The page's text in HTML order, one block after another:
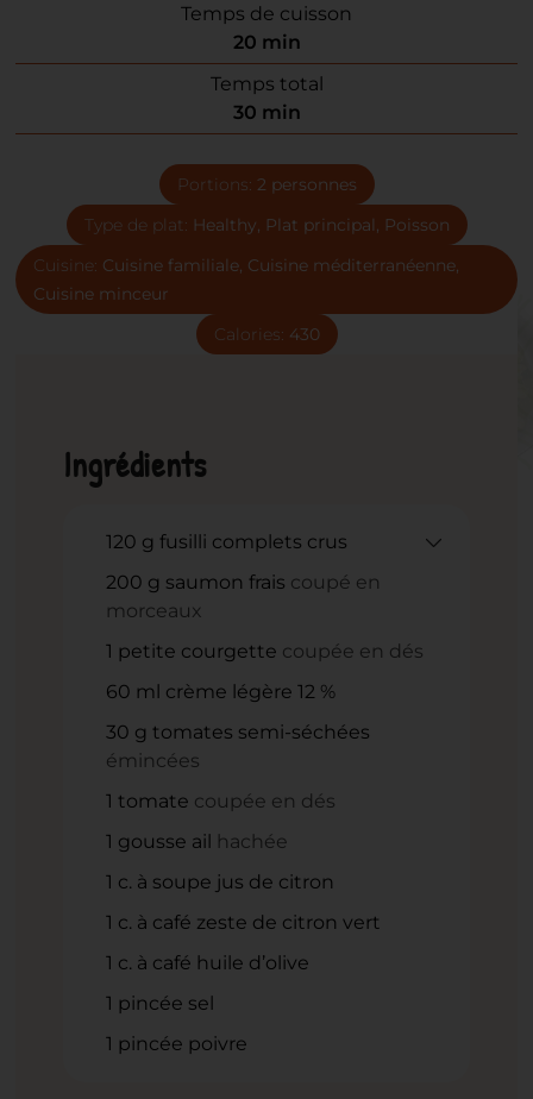
Temps de cuisson
20 min
Temps total
30 min
Portions: 2 personnes
Type de plat: Healthy, Plat principal, Poisson
Cuisine: Cuisine familiale, Cuisine méditerranéenne,
Cuisine minceur
Calories: 430
Ingrédients
120 g fusilli complets crus
200 g saumon frais coupé en
morceaux
1 petite courgette coupée en dés
60 ml crème légère 12 %
30 g tomates semi-séchées
émincées
1 tomate coupée en dés
1 gousse ail hachée
1 c. à soupe jus de citron
1 c. à café zeste de citron vert
1 c. à café huile d’olive
1 pincée sel
1 pincée poivre